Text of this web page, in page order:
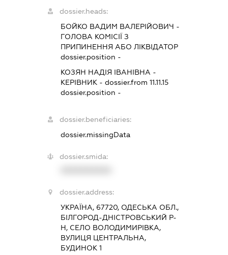
dossier.heads:
БОЙКО ВАДИМ ВАЛЕРІЙОВИЧ -
ГОЛОВА КОМІСІЇ З
ПРИПИНЕННЯ АБО ЛІКВІДАТОР
dossier.position -
КОЗЯН НАДІЯ ІВАНІВНА -
КЕРІВНИК - dossier.from 11.11.15
dossier.position -
dossier.beneficiaries:
dossier.missingData
dossier.smida:
dossier.address:
УКРАЇНА, 67720, ОДЕСЬКА ОБЛ.,
БІЛГОРОД-ДНІСТРОВСЬКИЙ Р-
Н, СЕЛО ВОЛОДИМИРІВКА,
ВУЛИЦЯ ЦЕНТРАЛЬНА,
БУДИНОК 1